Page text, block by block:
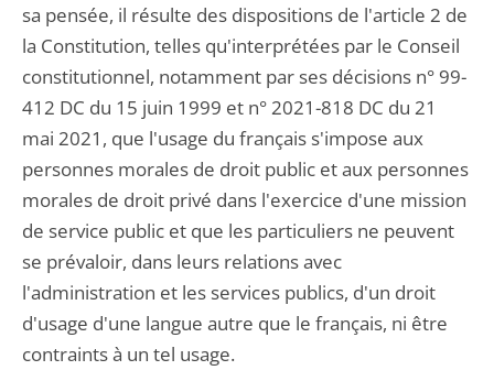
sa pensée, il résulte des dispositions de l'article 2 de
la Constitution, telles qu'interprétées par le Conseil
constitutionnel, notamment par ses décisions n° 99-
412 DC du 15 juin 1999 et n° 2021-818 DC du 21
mai 2021, que l'usage du français s'impose aux
personnes morales de droit public et aux personnes
morales de droit privé dans l'exercice d'une mission
de service public et que les particuliers ne peuvent
se prévaloir, dans leurs relations avec
l'administration et les services publics, d'un droit
d'usage d'une langue autre que le français, ni être
contraints à un tel usage.